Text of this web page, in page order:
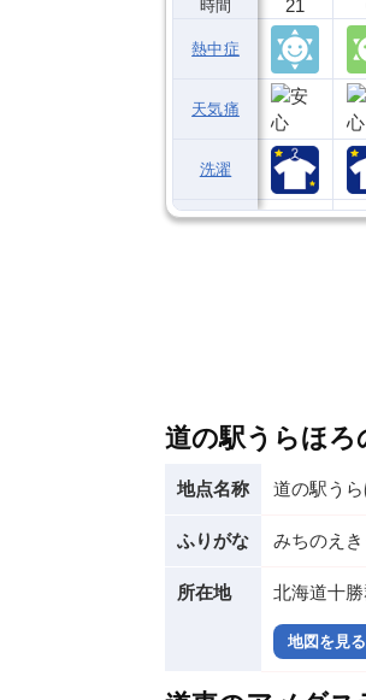
時間
熱中症
天気痛
洗濯
21
道の駅うらほろ
地点名称 道の駅うら
ふりがな みちのえ
所在地 北海道十
地図を見る